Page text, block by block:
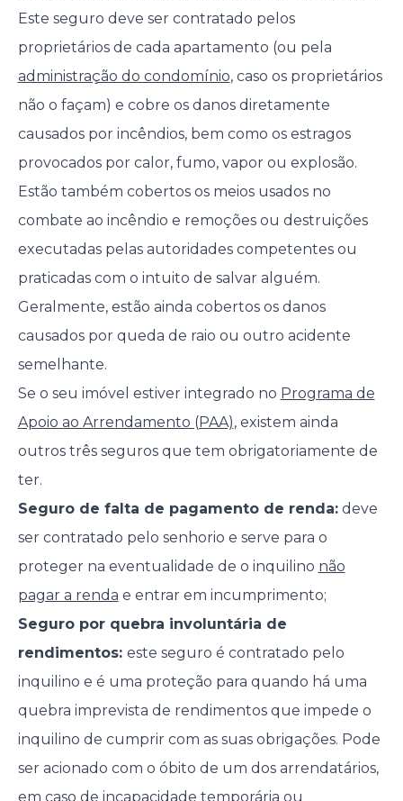
Este seguro deve ser contratado pelos
proprietários de cada apartamento (ou pela
administração do condomínio, caso os proprietários
não o façam) e cobre os danos diretamente
causados por incêndios, bem como os estragos
provocados por calor, fumo, vapor ou explosão.
Estão também cobertos os meios usados no
combate ao incêndio e remoções ou destruições
executadas pelas autoridades competentes ou
praticadas com o intuito de salvar alguém.
Geralmente, estão ainda cobertos os danos
causados por queda de raio ou outro acidente
semelhante.
Se o seu imóvel estiver integrado no Programa de
Apoio ao Arrendamento (PAA), existem ainda
outros três seguros que tem obrigatoriamente de
ter.
Seguro de falta de pagamento de renda:deve
ser contratado pelo senhorio e serve para o
proteger na eventualidade de o inquilino não
pagar a renda e entrar em incumprimento;
Seguro por quebra involuntária de
rendimentos: este seguro é contratado pelo
inquilino e é uma proteção para quando há uma
quebra imprevista de rendimentos que impede o
inquilino de cumprir com as suas obrigações. Pode
ser acionado com o óbito de um dos arrendatários,
em caso de incapacidade temporária ou